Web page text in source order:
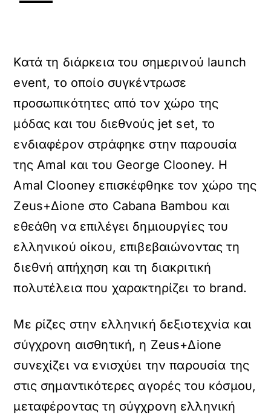
Κατά τη διάρκεια του σημερινού launch
event, το οποίο συγκέντρωσε
προσωπικότητες από τον χώρο της
μόδας και του διεθνούς jet set, το
ενδιαφέρον στράφηκε στην παρουσία
της Amal και του George Clooney. Η
Amal Clooney επισκέφθηκε τον χώρο της
Zeus+Δione στο Cabana Bambou και
εθεάθη να επιλέγει δημιουργίες του
ελληνικού οίκου, επιβεβαιώνοντας τη
διεθνή απήχηση και τη διακριτική
πολυτέλεια που χαρακτηρίζει το brand.
Με ρίζες στην ελληνική δεξιοτεχνία και
σύγχρονη αισθητική, η Zeus+Δione
συνεχίζει να ενισχύει την παρουσία της
στις σημαντικότερες αγορές του κόσμου,
μεταφέροντας τη σύγχρονη ελληνική